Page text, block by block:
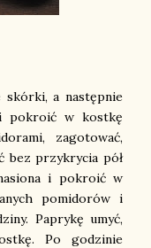
skórki, a następnie
pokroić w kostkę
zagotować,
bez przykrycia pół
i pokroić w
pomidorów i
Paprykę umyć,
Po godzinie